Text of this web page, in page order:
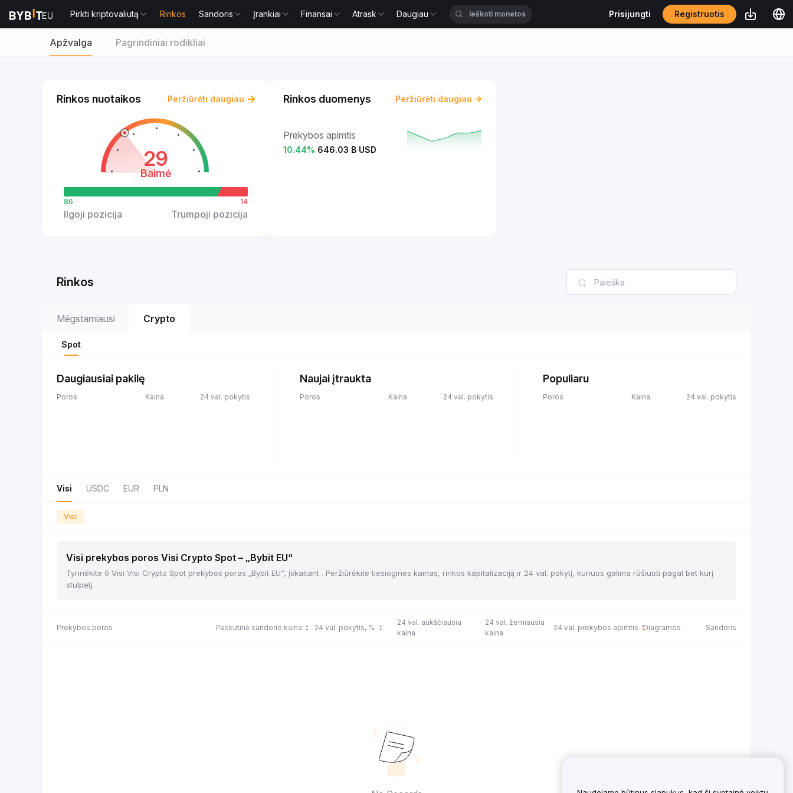
Pirkti kriptovaliutą Rinkos Sandoris Įrankiai Finansai Atrask Daugiau Prisijungti Registruotis
Apžvalga Pagrindiniai rodikliai
Rinkos nuotaikos Peržiūrėti daugiau
29
Baimė
86
Ilgoji pozicija
14
Trumpoji pozicija
Rinkos duomenys Peržiūrėti daugiau
Prekybos apimtis
10.44% 646.03 B USD
Rinkos
Mėgstamiausi Crypto
Spot
Daugiausiai pakilę
Poros Kaina 24 val. pokytis
Naujai įtraukta
Poros Kaina 24 val. pokytis
Populiaru
Poros Kaina 24 val. pokytis
Visi USDC EUR PLN
Visi
Visi prekybos poros Visi Crypto Spot – „Bybit EU“
Tyrinėkite 0 Visi Visi Crypto Spot prekybos poras „Bybit EU“, įskaitant . Peržiūrėkite tiesiogines kainas, rinkos kapitalizaciją ir 24 val. pokytį, kuriuos galima rūšiuoti pagal bet kurį
stulpelį.
Prekybos poros Paskutinė sandorio kaina 24 val. pokytis, %
24 val. aukščiausia
kaina
24 val. žemiausia
kaina
24 val. prekybos apimtis Diagramos Sandoris